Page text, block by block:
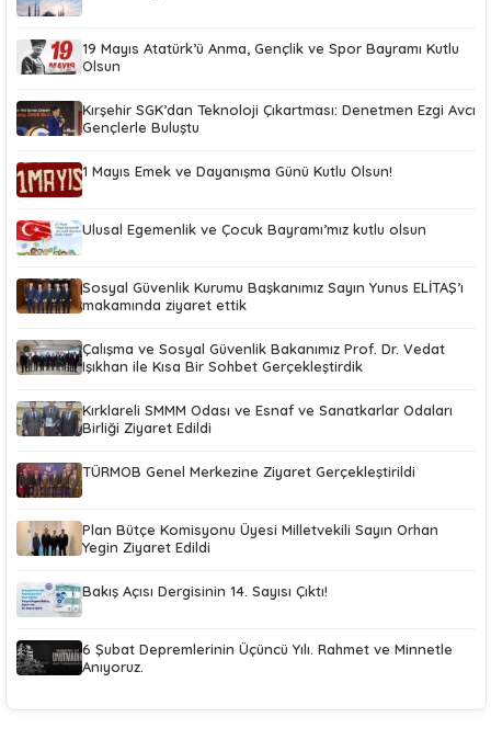
19 Mayıs Atatürk’ü Anma, Gençlik ve Spor Bayramı Kutlu
Olsun
Kırşehir SGK’dan Teknoloji Çıkartması: Denetmen Ezgi Avcı
Gençlerle Buluştu
1 Mayıs Emek ve Dayanışma Günü Kutlu Olsun!
Ulusal Egemenlik ve Çocuk Bayramı’mız kutlu olsun
Sosyal Güvenlik Kurumu Başkanımız Sayın Yunus ELİTAŞ’ı
makamında ziyaret ettik
Çalışma ve Sosyal Güvenlik Bakanımız Prof. Dr. Vedat
Işıkhan ile Kısa Bir Sohbet Gerçekleştirdik
Kırklareli SMMM Odası ve Esnaf ve Sanatkarlar Odaları
Birliği Ziyaret Edildi
TÜRMOB Genel Merkezine Ziyaret Gerçekleştirildi
Plan Bütçe Komisyonu Üyesi Milletvekili Sayın Orhan
Yegin Ziyaret Edildi
Bakış Açısı Dergisinin 14. Sayısı Çıktı!
6 Şubat Depremlerinin Üçüncü Yılı. Rahmet ve Minnetle
Anıyoruz.